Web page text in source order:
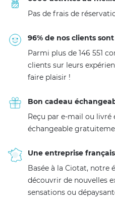
Pas de frais de
96% de nos clients
Parmi plus de 146 551
clients sur leurs
faire plaisir !
Bon cadeau
Reçu par e-mail ou livré
échangeable
Une entreprise
Basée à la Ciotat, notre
découvrir de nouvelles
sensations ou